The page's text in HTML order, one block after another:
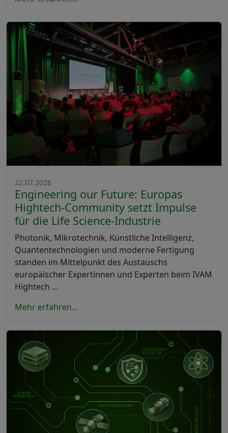
22.07.2026
Engineering our Future: Europas
Hightech-Community setzt Impulse
für die Life Science-Industrie
Photonik, Mikrotechnik, Künstliche Intelligenz,
Quantentechnologien und moderne Fertigung
standen im Mittelpunkt des Austauschs
europäischer Expertinnen und Experten beim IVAM
Hightech …
Mehr erfahren...